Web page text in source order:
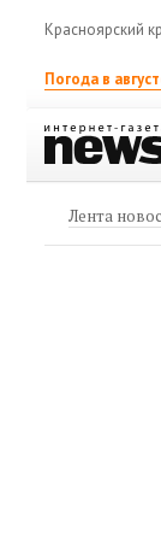
Красноярский
Погода в
Лента